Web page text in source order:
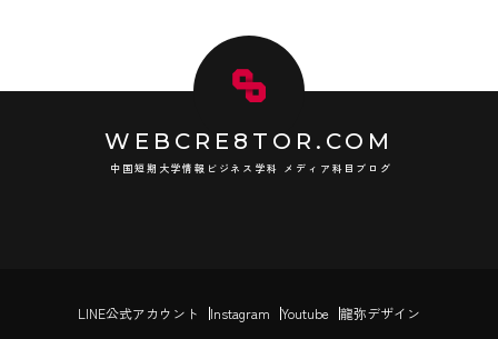
WEBCRE8TOR.COM
中国短期大学情報ビジネス学科 メディア科目ブログ
LINE公式アカウント Instagram Youtube 龍弥デザイン